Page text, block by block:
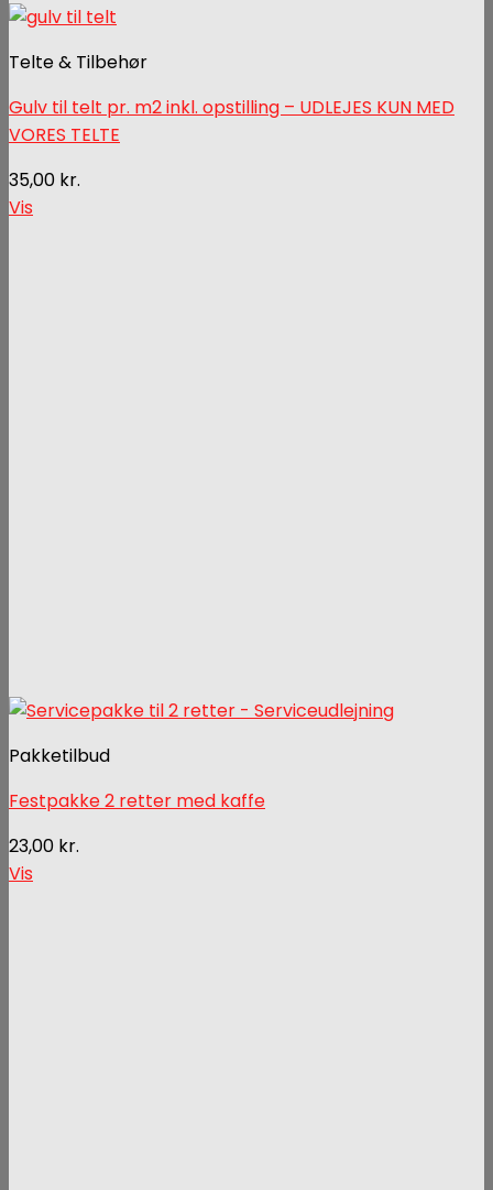
Telte & Tilbehør
Gulv til telt pr. m2 inkl. opstilling – UDLEJES KUN MED
VORES TELTE
35,00 kr.
Vis
Pakketilbud
Festpakke 2 retter med kaffe
23,00 kr.
Vis